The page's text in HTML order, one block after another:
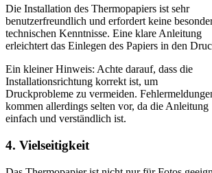
Die Installation des Thermopapiers ist sehr
benutzerfreundlich und erfordert keine
technischen Kenntnisse. Eine klare Anleitung
erleichtert das Einlegen des Papiers in den
Ein kleiner Hinweis: Achte darauf, dass die
Installationsrichtung korrekt ist, um
Druckprobleme zu vermeiden.
kommen allerdings selten vor, da die Anleitung
einfach und verständlich ist.
4. Vielseitigkeit